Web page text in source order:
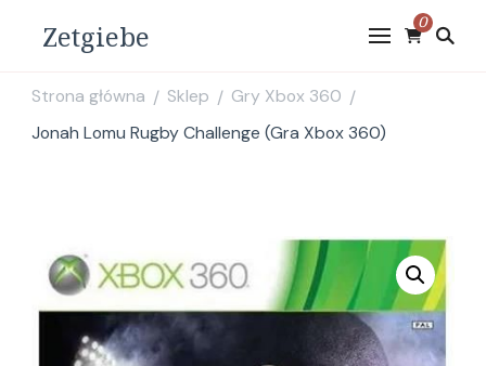
Zetgiebe 0
Strona główna / Sklep / Gry Xbox 360 /
Jonah Lomu Rugby Challenge (Gra Xbox 360)